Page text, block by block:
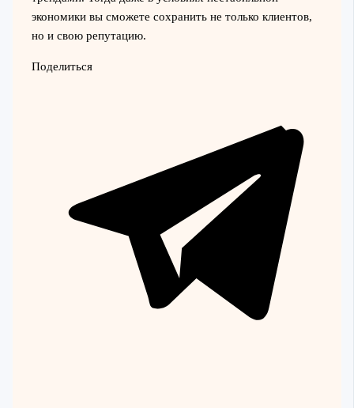
экономики вы сможете сохранить не только клиентов,
но и свою репутацию.
Поделиться